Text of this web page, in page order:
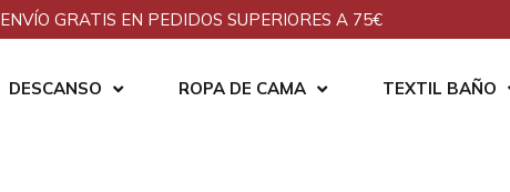
ENVÍO GRATIS EN PEDIDOS SUPERIORES A 75€
DESCANSO ROPA DE CAMA TEXTIL BAÑO